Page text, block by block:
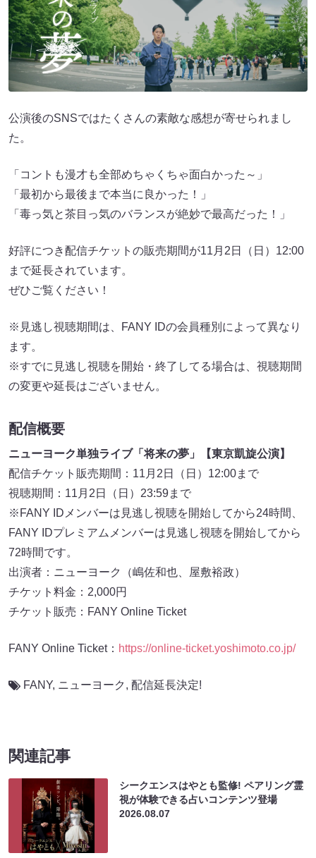
公演後のSNSではたくさんの素敵な感想が寄せられまし
た。
「コントも漫才も全部めちゃくちゃ面白かった～」
「最初から最後まで本当に良かった！」
「毒っ気と茶目っ気のバランスが絶妙で最高だった！」
好評につき配信チケットの販売期間が11月2日（日）12:00
まで延長されています。
ぜひご覧ください！
※見逃し視聴期間は、FANY IDの会員種別によって異なり
ます。
※すでに見逃し視聴を開始・終了してる場合は、視聴期間
の変更や延長はございません。
配信概要
ニューヨーク単独ライブ「将来の夢」【東京凱旋公演】
配信チケット販売期間：11月2日（日）12:00まで
視聴期間：11月2日（日）23:59まで
※FANY IDメンバーは見逃し視聴を開始してから24時間、
FANY IDプレミアムメンバーは見逃し視聴を開始してから
72時間です。
出演者：ニューヨーク（嶋佐和也、屋敷裕政）
チケット料金：2,000円
チケット販売：FANY Online Ticket
FANY Online Ticket： https://online-ticket.yoshimoto.co.jp/
FANY, ニューヨーク , 配信延長決定!
関連記事
シークエンスはやとも監修! ペアリング霊
視が体験できる占いコンテンツ登場
2026.08.07